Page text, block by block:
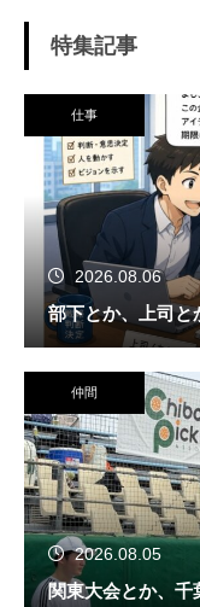
特集記事
仕事
2026.08.06
部下とか、上司と
仲間
2026.08.05
関東大会とか、千